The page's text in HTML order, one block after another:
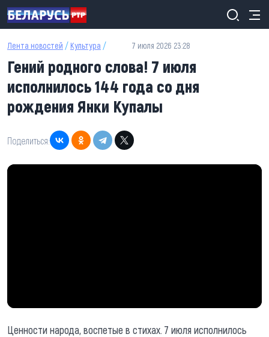
Перейти к основному содержанию
Лента новостей / Культура / 7 июля 2026 23:28
Гений родного слова! 7 июля
исполнилось 144 года со дня
рождения Янки Купалы
Поделиться:
Ценности народа, воспетые в стихах. 7 июля исполнилось